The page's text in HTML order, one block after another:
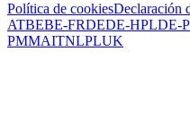
Política de cookiesDeclaración
ATBEBE-FRDEDE-HPLDE-
PMMAITNLPLUK